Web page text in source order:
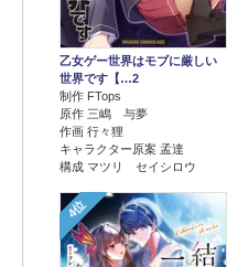
乙女ゲー世界はモブに厳しい
世界です【…2
制作 FTops
原作 三嶋 与夢
作画 行々狸
キャラクター原案 孟達
構成 マツリ セイシロウ
4位